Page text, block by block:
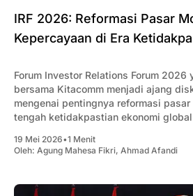
IRF 2026: Reformasi Pasar
Kepercayaan di Era
Forum Investor Relations Forum 2026
bersama Kitacomm menjadi ajang
mengenai pentingnya reformasi
tengah ketidakpastian ekonomi
11 Mei 2026 ini menghadirkan
regulator, parlemen, Antara
19 Mei 2026•1 Menit
Oleh: Agung Mahesa Fikri, Ahmad Afandi